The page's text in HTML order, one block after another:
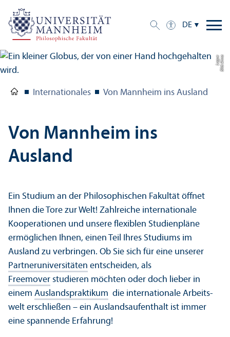
DE
Bil
d:
A
n
n
a
L
o
g
u
e
Internationales Von Mannheim ins Ausland
Von Mannheim ins
Ausland
Ein Studium an der Philosophischen Fakultät öffnet
Ihnen die Tore zur Welt! Zahlreiche internationale
Kooperationen und unsere flexiblen Studien­pläne
ermöglichen Ihnen, einen Teil Ihres Studiums im
Ausland zu verbringen. Ob Sie sich für eine unserer
Partner­universitäten entscheiden, als
Freemover studieren möchten oder doch lieber in
einem Auslands­praktikum die internationale Arbeits­
welt erschließen – ein Auslands­aufenthalt ist immer
eine spannende Erfahrung!